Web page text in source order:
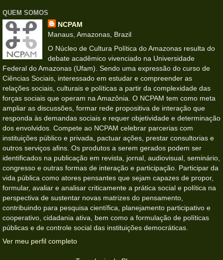
QUEM SOMOS
NCPAM
Manaus, Amazonas, Brazil
O Núcleo de Cultura Política do Amazonas resulta do
debate acadêmico vivenciado na Universidade
Federal do Amazonas (Ufam). Sendo uma expressão do curso de
Ciências Sociais, interessado em estudar e compreender as
relações sociais, culturais e políticas a partir da complexidade das
forças sociais que operam na Amazônia. O NCPAM tem como meta
ampliar as discussões, formar rede propositiva de interação que
responda às demandas sociais e requer objetividade e determinação
dos envolvidos. Compete ao NCPAM celebrar parcerias com
instituições público e privada, pactuar ações, prestar consultorias e
outros serviços afins. Os produtos a serem gerados podem ser
identificados na publicação em revista, jornal, audiovisual, seminário,
congresso e outras formas de interação e participação. Participar da
vida pública como atores pensantes que sejam capazes de propor,
formular, avaliar e analisar criticamente a prática social e política na
perspectiva de sustentar novas matrizes do pensamento,
contribuindo para pesquisa científica, planejamento participativo e
cooperativo, cidadania ativa, bem como a formulação de políticas
públicas e de controle social das instituições democráticas.
Ver meu perfil completo